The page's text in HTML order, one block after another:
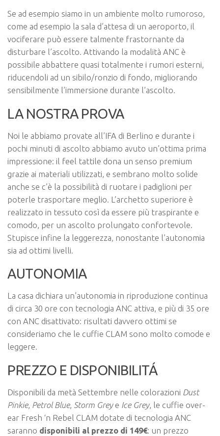
Se ad esempio siamo in un ambiente molto rumoroso,
come ad esempio la sala d’attesa di un aeroporto, il
vociferare può essere talmente frastornante da
disturbare l’ascolto. Attivando la modalità ANC è
possibile abbattere quasi totalmente i rumori esterni,
riducendoli ad un sibilo/ronzio di fondo, migliorando
sensibilmente l’immersione durante l’ascolto.
LA NOSTRA PROVA
Noi le abbiamo provate all’IFA di Berlino e durante i
pochi minuti di ascolto abbiamo avuto un’ottima prima
impressione: il feel tattile dona un senso premium
grazie ai materiali utilizzati, e sembrano molto solide
anche se c’è la possibilità di ruotare i padiglioni per
poterle trasportare meglio. L’archetto superiore è
realizzato in tessuto così da essere più traspirante e
comodo, per un ascolto prolungato confortevole.
Stupisce infine la leggerezza, nonostante l’autonomia
sia ad ottimi livelli.
AUTONOMIA
La casa dichiara un’autonomia in riproduzione continua
di circa 30 ore con tecnologia ANC attiva, e più di 35 ore
con ANC disattivato: risultati davvero ottimi se
consideriamo che le cuffie CLAM sono molto comode e
leggere.
PREZZO E DISPONIBILITÁ
Disponibili da metà Settembre nelle colorazioni Dust
Pinkie, Petrol Blue, Storm Greye Ice Grey, le cuffie over-
ear Fresh ‘n Rebel CLAM dotate di tecnologia ANC
saranno disponibili al prezzo di 149€: un prezzo